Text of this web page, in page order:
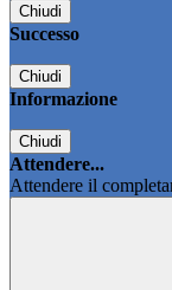
Chiudi
Successo
Chiudi
Informazione
Chiudi
Attendere...
Attendere il